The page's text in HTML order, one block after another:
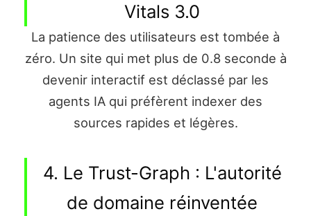
Vitals 3.0
La patience des utilisateurs est tombée à
zéro. Un site qui met plus de 0.8 seconde à
devenir interactif est déclassé par les
agents IA qui préfèrent indexer des
sources rapides et légères.
4. Le Trust-Graph : L'autorité
de domaine réinventée